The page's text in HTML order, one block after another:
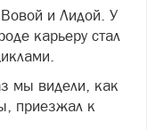
и Лидой. У
карьеру стал
мы видели, как
приезжал к